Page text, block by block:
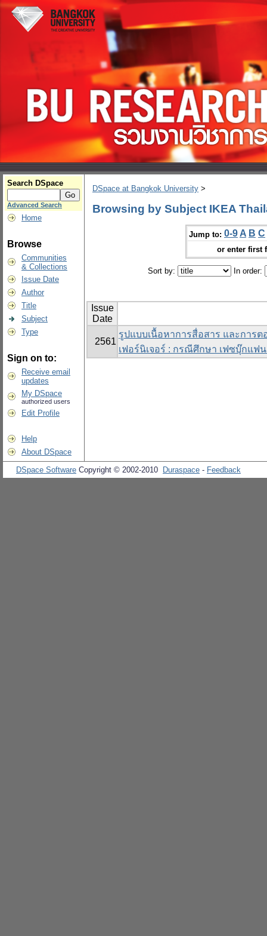
Search DSpace
Advanced Search
Home
Browse
Communities
& Collections
Issue Date
Author
Title
Subject
Type
Sign on to:
Receive email
updates
My DSpace
authorized users
Edit Profile
Help
About DSpace
DSpace at Bangkok University >
Browsing by Subject IKEA
Jump to: 0-9 A B C
or enter first
Sort by: In order:
Issue
Date
2561
รูปแบบเนื้อหาการสื่อสาร และการ
เฟอร์นิเจอร์ : กรณีศึกษา เฟซบุ๊กแฟน
DSpace Software Copyright © 2002-2010 Duraspace - Feedback